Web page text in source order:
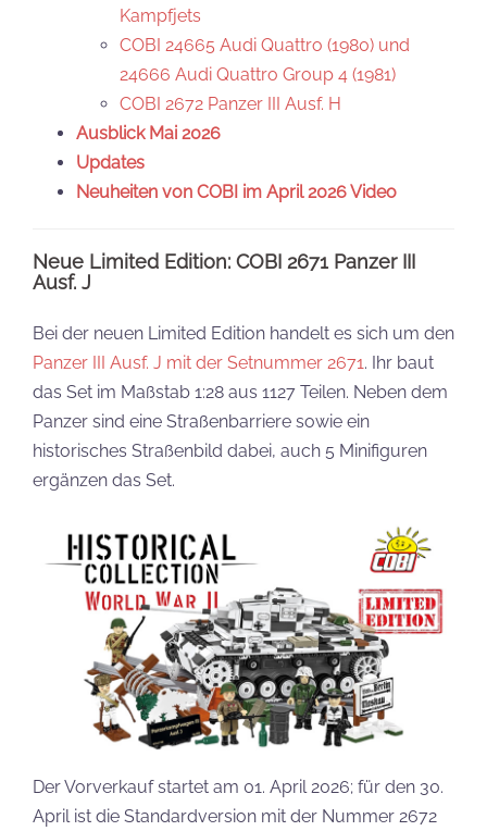
Kampfjets
COBI 24665 Audi Quattro (1980) und
24666 Audi Quattro Group 4 (1981)
COBI 2672 Panzer III Ausf. H
Ausblick Mai 2026
Updates
Neuheiten von COBI im April 2026 Video
Neue Limited Edition: COBI 2671 Panzer III
Ausf. J
Bei der neuen Limited Edition handelt es sich um den
Panzer III Ausf. J mit der Setnummer 2671. Ihr baut
das Set im Maßstab 1:28 aus 1127 Teilen. Neben dem
Panzer sind eine Straßenbarriere sowie ein
historisches Straßenbild dabei, auch 5 Minifiguren
ergänzen das Set.
Der Vorverkauf startet am 01. April 2026; für den 30.
April ist die Standardversion mit der Nummer 2672